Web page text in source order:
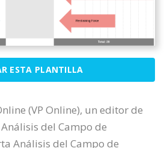
ESTA PLANTILLA
(VP Online), un editor de
del Campo de
Análisis del Campo de